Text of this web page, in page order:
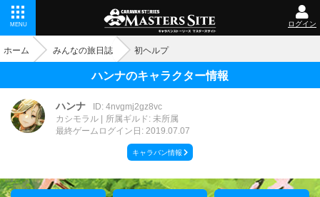
MENU ログイン
ホーム みんなの旅日誌 初ヘルプ
ハンナのキャラクター情報
ハンナ
ID: 4nvgmj2gz8vc
カシモラル
所属ギルド: 未所属
最終ゲームログイン日: 2019.07.07
キャラバン情報